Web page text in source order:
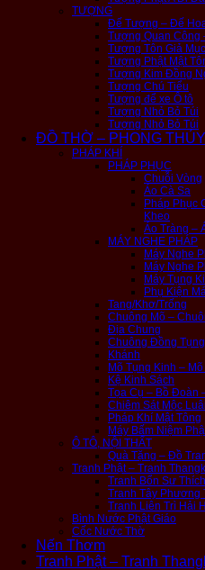
TƯỢNG
Đế Tượng – Đế
Tượng Quan Công
Tượng Tôn Giả
Tượng Phật Mật
Tượng Kim Đồng
Tượng Chú Tiểu
Tượng để xe Ô tô
Tượng Nhỏ Bỏ Túi
Tượng Nhỏ Bỏ Túi
ĐỒ THỜ – PHONG THỦY
PHÁP KHÍ
PHÁP PHỤC
Chuỗi Vòng
Áo Cà Sa
Pháp Phục
Kheo
Áo Tràng –
MÁY NGHE PHÁP
Máy Nghe
Máy Nghe
Máy Tụng
Phụ Kiện
Tang/Khơ/Trống
Chuông Mõ –
Địa Chung
Chuông Đồng
Khánh
Mõ Tụng Kinh –
Kệ Kinh Sách
Tọa Cụ – Bồ Đoàn
Chiêm Sát Mộc
Pháp Khí Mật Tông
Máy Bấm Niệm
Ô TÔ, NỘI THẤT
Quà Tặng – Đồ
Tranh Phật – Tranh
Tranh Bổn Sư
Tranh Tây Phương
Tranh Liên Trì Hải
Bình Nước Phật Giáo
Cốc Nước Thờ
Nến Thơm
Tranh Phật – Tranh